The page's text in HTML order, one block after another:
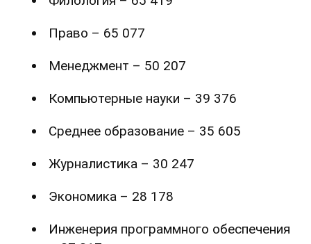
Право – 65 077
Менеджмент – 50 207
Компьютерные науки – 39 376
Среднее образование – 35 605
Журналистика – 30 247
Экономика – 28 178
Инженерия программного обеспечения